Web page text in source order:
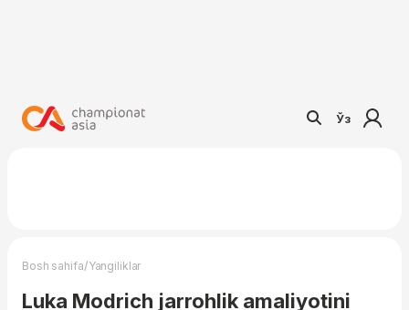
Ўз
Bosh sahifa/Yangiliklar
Luka Modrich jarrohlik amaliyotini